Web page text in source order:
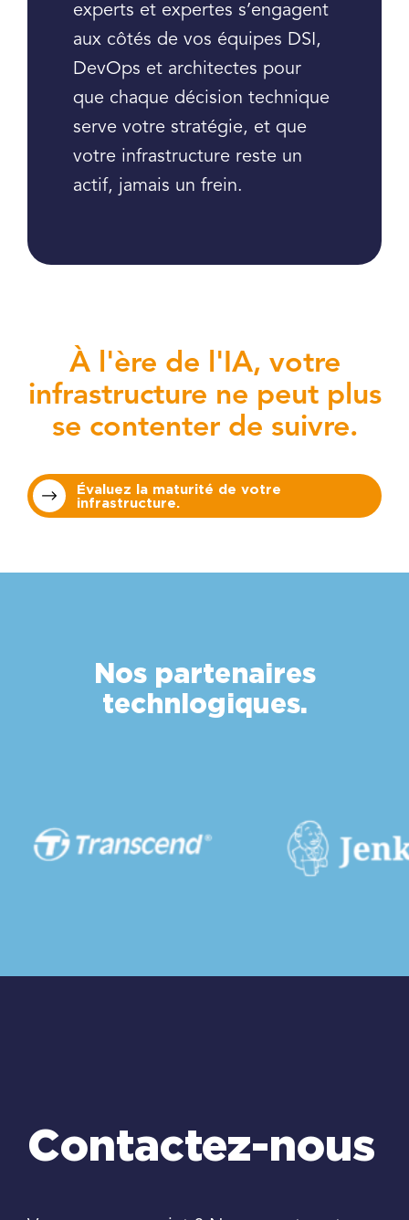
experts et expertes s’engagent
aux côtés de vos équipes DSI,
DevOps et architectes pour
que chaque décision technique
serve votre stratégie, et que
votre infrastructure reste un
actif, jamais un frein.
À l'ère de l'IA, votre
infrastructure ne peut plus
se contenter de suivre.
Évaluez la maturité de votre
infrastructure.
Nos partenaires
technlogiques.
Contactez-nous